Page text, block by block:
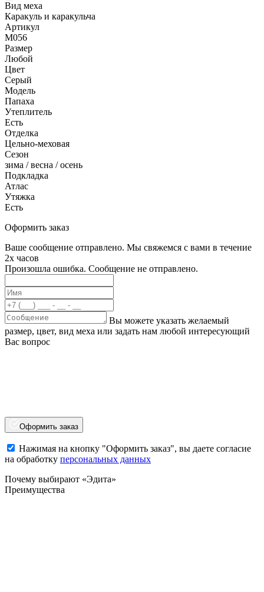
Вид меха
Каракуль и каракульча
Артикул
M056
Размер
Любой
Цвет
Серый
Модель
Папаха
Утеплитель
Есть
Отделка
Цельно-меховая
Сезон
зима / весна / осень
Подкладка
Атлас
Утяжка
Есть
Оформить заказ
Ваше сообщение отправлено. Мы свяжемся с вами в течение
2х часов
Произошла ошибка. Сообщение не отправлено.
Вы можете указать желаемый
размер, цвет, вид меха или задать нам любой интересующий
Вас вопрос
Оформить заказ
Нажимая на кнопку "Оформить заказ", вы даете согласие
на обработку персональных данных
Почему выбирают «Эдита»
Преимущества